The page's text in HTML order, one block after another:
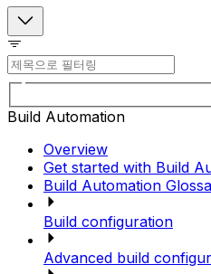
Build Automation
Overview
Get started with Build
Build Automation
Build configuration
Advanced build